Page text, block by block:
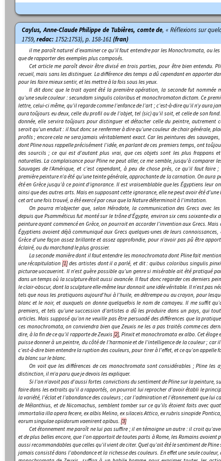
Caylus, Anne-Claude Philippe de Tubières, comte de, « Réflexions sur
1759, redac: 1752:1753), p. 158-161 (fran)
il me paroît naturel d’examiner ce qu’il faut entendre par lesMonochromata, ou les
que de rapporter des exemples plus composés.
Cet article me paroît devoir être divisé en trois parties, pour être bien entendu.
recueil, mais sans les distinguer. La différence des temps a dû cependant en apporter
pour les faire mieux sentir, et les mettre à la fois sous les yeux.
Il dit donc que le trait ayant été la première opération, la seconde fut nommée
qu’une seule couleur :secundam singulis coloribus et monochromaton dictam. Ce
lettre, celui-ci même, qu’il regarde comme l’enfance de l’art ; c’est-à-dire qu’il n’y aura
aura toûjours eu deux, celle du profil ou de l’objet, tel (sic) qu’il soit, et celle de son
donnée, elle servira toûjours pour distinguer et détacher celle du peintre, autrement
seroit qu’un enduit : il faut donc se renfermer à dire qu’une couleur de chair générale,
profils ; encore cela ne sera jamais véritablement exact. Car les peintures des sauvages,
dont Pline nous rappelle précisément l’idée, en parlant de ces premiers temps, ont
des sourcils ; ce qui est d’autant plus vrai, que ces objets sont les plus frappans
naturelles. La complaisance pour Pline ne peut aller, ce me semble, jusqu’à comparer
Sauvages de l’Amérique, et c’est cependant, à peu de chose près, ce qu’il faut
première peinture n’a été qu’une teinte générale, approchante de la carnation. On aura
été en Grèce jusqu’à ce point d’ignorance. Il est vraisemblable que les Égyptiens leur
ainsi que des autres arts. Mais en supposant cette ignorance, elle ne peut avoir été
cet art une fois trouvé, a été exercé par ceux que la Nature déterminoit à l’imitation.
On pourra m’objecter que, selon Hérodote, la communication des Grecs avec
depuis que Psamméticus fut monté sur le trône d’Égypte, environ six cens soixante-dix
peinture ayant commencé en Grèce, on pourroit en accorder l’invention aux Grecs.
Égyptiens avoient déjà communiqué aux Grecs quelques-unes de leurs
Grèce d’une façon assez brillante et assez approfondie, pour n’avoir pas pû être
éclairé, ou du marchand le plus grossier.
La seconde manière dont il faut entendre lesmonochromatadont Pline fait
une récapitulation[1]des artistes dont il a parlé, et dit :quibus coloribus singulis
picturae uocauerint.Il n’est guère possible qu’un genre si misérable ait été pratiqué
dans un temps où la sculpture étoit aussi avancée. Il faut donc regarder ces derniers
le clair-obscur, dont la sculpture elle-même leur donnoit une idée véritable. Il n’est pas
tels que nous les pratiquons aujourd’hui à l’huile, en détrempe ou au crayon, pour
blanc et le noir, et auxquels on donne quelquefois le nom de camayeu. Il me suffit
premiers, et tels qu’une succession d’artistes a dû les produire dans un pays, qui
articles. Mais supposé qu’on ne veuille pas être persuadé des différences que la
ces monochromata, on conviendra bien que Zeuxis ne les a pas traités comme ces
dire, à la fin de ce qu’il rapporte de Zeuxis [2],Pinxit et monochromata ex albo. Cet éloge
puisse donner à un peintre, du côté de l’harmonie et de l’intelligence de la couleur ;
c’est-à-dire bien entendre la ruption des couleurs, pour tirer à l’effet, et ce qu’on appelle
du blanc sur le blanc.
On voit que les différences de cesmonochromata sont considérables ; Pline les
distinction, il m’a paru que je devois les expliquer.
Si l’on n’avoit pas d’aussi fortes convictions du sentiment de Pline sur la peinture,
faire dans les extraits qu’il a rapportés, on pourroit lui reprocher d’avoir établi le
la variété, l’éclat et l’abondance des couleurs ; car l’admiration et l’étonnement que lui
de Mélanthius, et de Nicomachus, semblent tomber sur ce qu’ils étoient faits avec
immortalia illa opera fecere, ex albis Melino, ex silaceis Attico, ex rubris sinopide
eorum singulae opiidorum vaenirent opibus. [3]
Cet étonnement me paroît ne lui pas suffire ; il en témoigne un autre : il croit
et de plus belles encore, que l’on apportoit de toutes parts à Rome, les Romains avoient
aussi recommandables que celles qu’il vient de citer. Quel qu’ait été le sentiment de
jamais consisté dans l’abondance et la richesse des couleurs. En effet une seule